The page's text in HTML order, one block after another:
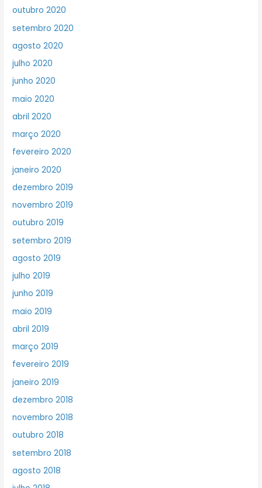
outubro 2020
setembro 2020
agosto 2020
julho 2020
junho 2020
maio 2020
abril 2020
março 2020
fevereiro 2020
janeiro 2020
dezembro 2019
novembro 2019
outubro 2019
setembro 2019
agosto 2019
julho 2019
junho 2019
maio 2019
abril 2019
março 2019
fevereiro 2019
janeiro 2019
dezembro 2018
novembro 2018
outubro 2018
setembro 2018
agosto 2018